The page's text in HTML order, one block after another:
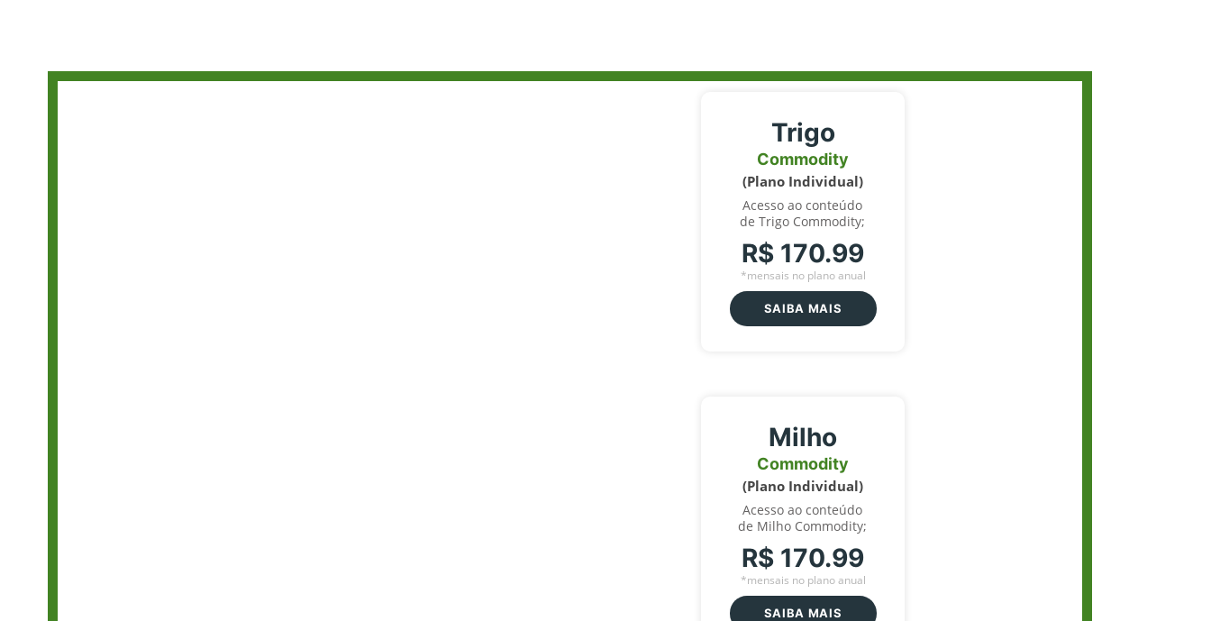
Trigo
Commodity
(Plano Individual)
Acesso ao conteúdo
de Trigo Commodity;
R$ 170.99
*mensais no plano anual
SAIBA MAIS
Milho
Commodity
(Plano Individual)
Acesso ao conteúdo
de Milho Commodity;
R$ 170.99
*mensais no plano anual
SAIBA MAIS